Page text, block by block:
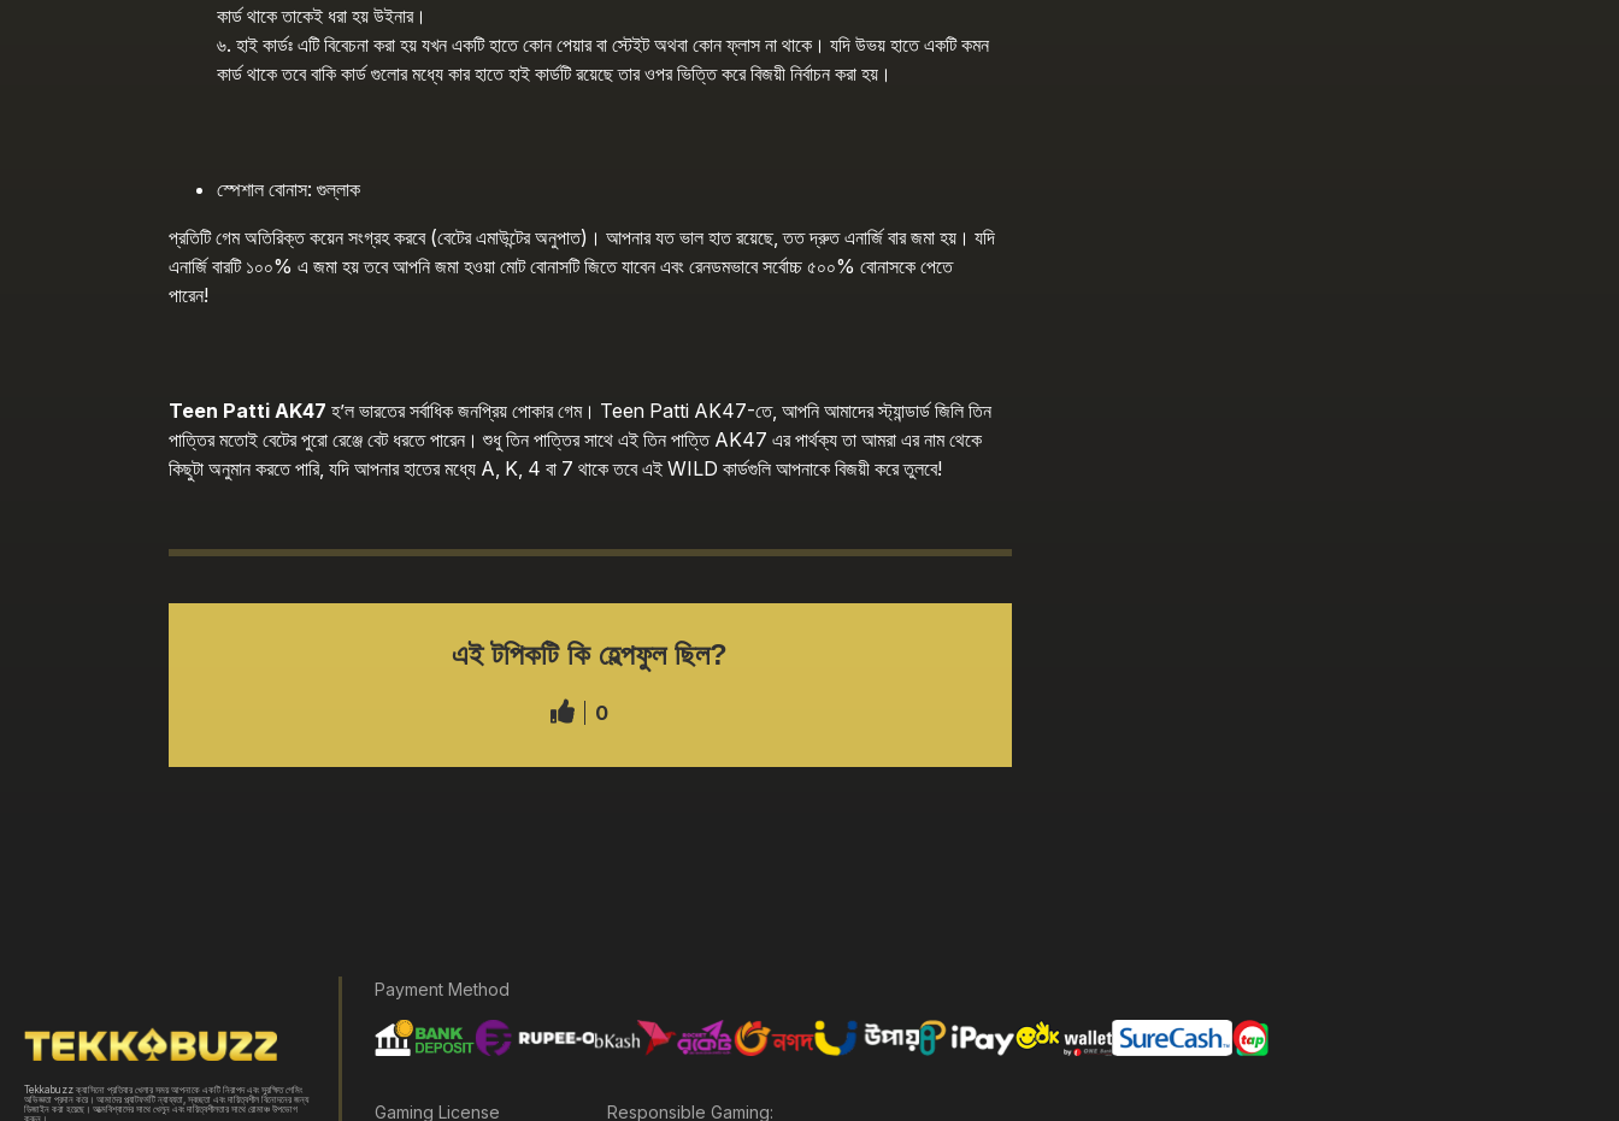
কার্ড থাকে তাকেই ধরা হয় উইনার।
৬. হাই কার্ডঃ এটি বিবেচনা করা হয় যখন একটি হাতে কোন পেয়ার বা স্টেইট অথবা কোন ফ্লাস না থাকে। যদি উভয় হাতে একটি কমন
কার্ড থাকে তবে বাকি কার্ড গুলোর মধ্যে কার হাতে হাই কার্ডটি রয়েছে তার ওপর ভিত্তি করে বিজয়ী নির্বাচন করা হয়।
স্পেশাল বোনাস: গুল্‌লাক
প্রতিটি গেম অতিরিক্ত কয়েন সংগ্রহ করবে (বেটের এমাউন্টের অনুপাত)। আপনার যত ভাল হাত রয়েছে, তত দ্রুত এনার্জি বার জমা হয়। যদি
এনার্জি বারটি ১০০% এ জমা হয় তবে আপনি জমা হওয়া মোট বোনাসটি জিতে যাবেন এবং রেনডমভাবে সর্বোচ্চ ৫০০% বোনাসকে পেতে
পারেন!
Teen Patti AK47 হ’ল ভারতের সর্বাধিক জনপ্রিয় পোকার গেম। Teen Patti AK47-তে, আপনি আমাদের স্ট্যান্ডার্ড জিলি তিন
পাত্তির মতোই বেটের পুরো রেঞ্জে বেট ধরতে পারেন। শুধু তিন পাত্তির সাথে এই তিন পাত্তি AK47 এর পার্থক্য তা আমরা এর নাম থেকে
কিছুটা অনুমান করতে পারি, যদি আপনার হাতের মধ্যে A, K, 4 বা 7 থাকে তবে এই WILD কার্ডগুলি আপনাকে বিজয়ী করে তুলবে!
এই টপিকটি কি হেল্পফুল ছিল?
0
Tekkabuzz ক্যাসিনো প্রতিবার খেলার সময় আপনাকে একটি নিরাপদ এবং সুরক্ষিত গেমিং
অভিজ্ঞতা প্রদান করে। আমাদের প্ল্যাটফর্মটি ন্যায্যতা, স্বচ্ছতা এবং দায়িত্বশীল বিনোদনের জন্য
ডিজাইন করা হয়েছে। আত্মবিশ্বাসের সাথে খেলুন এবং দায়িত্বশীলতার সাথে রোমাঞ্চ উপভোগ
Payment Method
Gaming License Responsible Gaming: